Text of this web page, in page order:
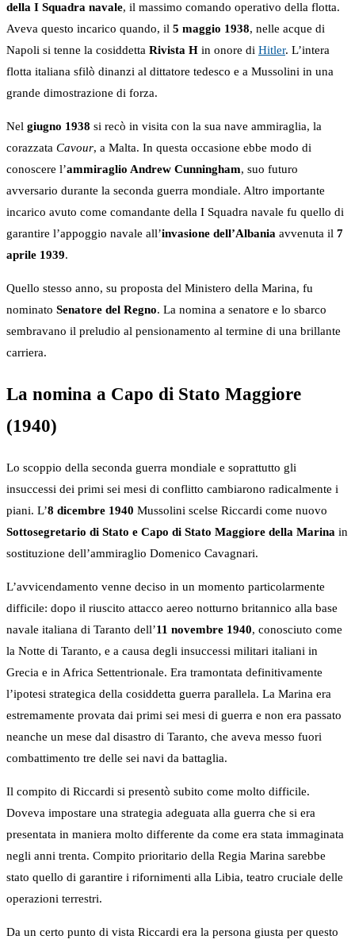
della I Squadra navale, il massimo comando operativo della flotta.
Aveva questo incarico quando, il 5 maggio 1938, nelle acque di
Napoli si tenne la cosiddetta Rivista H in onore di Hitler. L’intera
flotta italiana sfilò dinanzi al dittatore tedesco e a Mussolini in una
grande dimostrazione di forza.
Nel giugno 1938 si recò in visita con la sua nave ammiraglia, la
corazzata Cavour, a Malta. In questa occasione ebbe modo di
conoscere l’ammiraglio Andrew Cunningham, suo futuro
avversario durante la seconda guerra mondiale. Altro importante
incarico avuto come comandante della I Squadra navale fu quello di
garantire l’appoggio navale all’invasione dell’Albania avvenuta il 7
aprile 1939.
Quello stesso anno, su proposta del Ministero della Marina, fu
nominato Senatore del Regno. La nomina a senatore e lo sbarco
sembravano il preludio al pensionamento al termine di una brillante
carriera.
La nomina a Capo di Stato Maggiore
(1940)
Lo scoppio della seconda guerra mondiale e soprattutto gli
insuccessi dei primi sei mesi di conflitto cambiarono radicalmente i
piani. L’8 dicembre 1940 Mussolini scelse Riccardi come nuovo
Sottosegretario di Stato e Capo di Stato Maggiore della Marina in
sostituzione dell’ammiraglio Domenico Cavagnari.
L’avvicendamento venne deciso in un momento particolarmente
difficile: dopo il riuscito attacco aereo notturno britannico alla base
navale italiana di Taranto dell’11 novembre 1940, conosciuto come
la Notte di Taranto, e a causa degli insuccessi militari italiani in
Grecia e in Africa Settentrionale. Era tramontata definitivamente
l’ipotesi strategica della cosiddetta guerra parallela. La Marina era
estremamente provata dai primi sei mesi di guerra e non era passato
neanche un mese dal disastro di Taranto, che aveva messo fuori
combattimento tre delle sei navi da battaglia.
Il compito di Riccardi si presentò subito come molto difficile.
Doveva impostare una strategia adeguata alla guerra che si era
presentata in maniera molto differente da come era stata immaginata
negli anni trenta. Compito prioritario della Regia Marina sarebbe
stato quello di garantire i rifornimenti alla Libia, teatro cruciale delle
operazioni terrestri.
Da un certo punto di vista Riccardi era la persona giusta per questo